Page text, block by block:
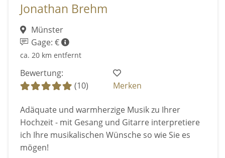
Jonathan Brehm
Münster
Gage: €
ca. 20 km entfernt
Bewertung:
(10)
Merken
Adäquate und warmherzige Musik zu Ihrer
Hochzeit - mit Gesang und Gitarre interpretiere
ich Ihre musikalischen Wünsche so wie Sie es
mögen!